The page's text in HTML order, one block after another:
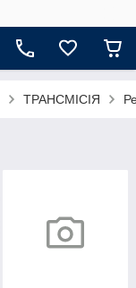
ТРАНСМІСІЯ